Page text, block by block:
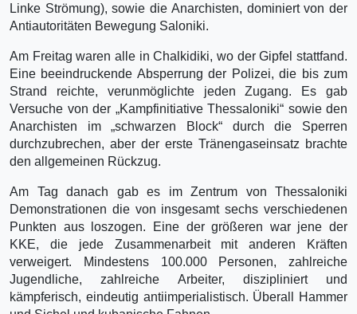
Linke Strömung), sowie die Anarchisten, dominiert von der
Antiautoritäten Bewegung Saloniki.
Am Freitag waren alle in Chalkidiki, wo der Gipfel stattfand.
Eine beeindruckende Absperrung der Polizei, die bis zum
Strand reichte, verunmöglichte jeden Zugang. Es gab
Versuche von der „Kampfinitiative Thessaloniki“ sowie den
Anarchisten im „schwarzen Block“ durch die Sperren
durchzubrechen, aber der erste Tränengaseinsatz brachte
den allgemeinen Rückzug.
Am Tag danach gab es im Zentrum von Thessaloniki
Demonstrationen die von insgesamt sechs verschiedenen
Punkten aus loszogen. Eine der größeren war jene der
KKE, die jede Zusammenarbeit mit anderen Kräften
verweigert. Mindestens 100.000 Personen, zahlreiche
Jugendliche, zahlreiche Arbeiter, diszipliniert und
kämpferisch, eindeutig antiimperialistisch. Überall Hammer